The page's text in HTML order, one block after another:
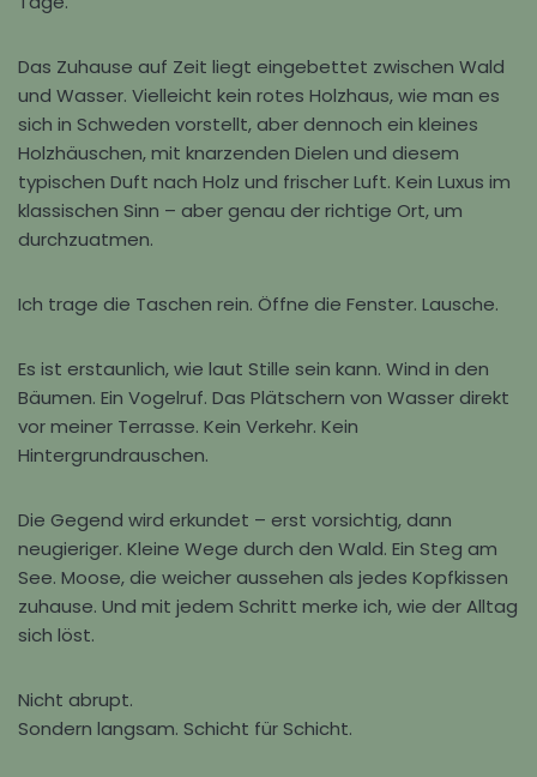
Das Zuhause auf Zeit liegt eingebettet zwischen Wald
und Wasser. Vielleicht kein rotes Holzhaus, wie man es
sich in Schweden vorstellt, aber dennoch ein kleines
Holzhäuschen, mit knarzenden Dielen und diesem
typischen Duft nach Holz und frischer Luft. Kein Luxus im
klassischen Sinn – aber genau der richtige Ort, um
durchzuatmen.
Ich trage die Taschen rein. Öffne die Fenster. Lausche.
Es ist erstaunlich, wie laut Stille sein kann. Wind in den
Bäumen. Ein Vogelruf. Das Plätschern von Wasser direkt
vor meiner Terrasse. Kein Verkehr. Kein
Hintergrundrauschen.
Die Gegend wird erkundet – erst vorsichtig, dann
neugieriger. Kleine Wege durch den Wald. Ein Steg am
See. Moose, die weicher aussehen als jedes Kopfkissen
zuhause. Und mit jedem Schritt merke ich, wie der Alltag
sich löst.
Nicht abrupt.
Sondern langsam. Schicht für Schicht.